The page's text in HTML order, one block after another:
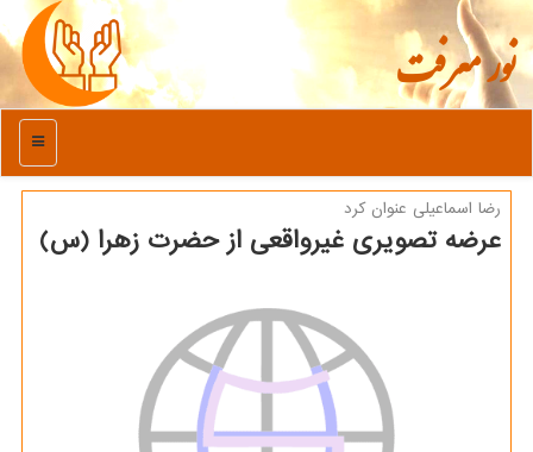
نور معرفت
منو
رضا اسماعیلی عنوان كرد
عرضه تصویری غیرواقعی از حضرت زهرا (س)